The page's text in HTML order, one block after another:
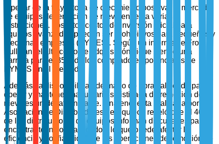
A pesar de la trayectoria de crecimiento positiva, el mercado
de equipos de remoción de nieve enfrenta varias
restricciones. Los altos costos de inversión inicial para
equipos avanzados pueden ser prohibitivos para pequeñas y
medianas empresas (PYMES). Según un informe de Frost &
Sullivan, el alto costo de adquisición sigue siendo una
barrera para el 35% de los compradores potenciales de
PYMES en el mercado.
Además, la disponibilidad de mano de obra calificada para
operar y mantener maquinaria sofisticada de remoción de
nieve es un desafío notable. Una encuesta realizada por la
Asociación de Distribuidores de Equipos reveló que el 40%
de los distribuidores de equipos informan dificultades para
encontrar técnicos calificados, lo que puede afectar la
eficiencia y confiabilidad de las operaciones de remoción de